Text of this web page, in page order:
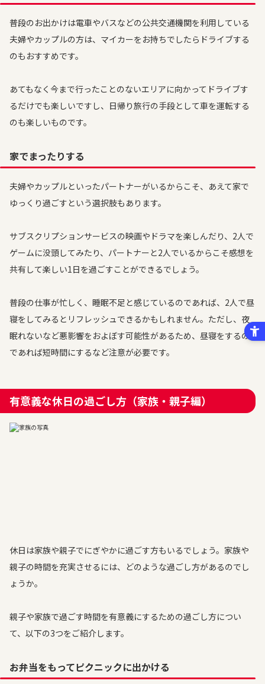
普段のお出かけは電車やバスなどの公共交通機関を利用している
夫婦やカップルの方は、マイカーをお持ちでしたらドライブする
のもおすすめです。
あてもなく今まで行ったことのないエリアに向かってドライブす
るだけでも楽しいですし、日帰り旅行の手段として車を運転する
のも楽しいものです。
家でまったりする
夫婦やカップルといったパートナーがいるからこそ、あえて家で
ゆっくり過ごすという選択肢もあります。
サブスクリプションサービスの映画やドラマを楽しんだり、2人で
ゲームに没頭してみたり、パートナーと2人でいるからこそ感想を
共有して楽しい1日を過ごすことができるでしょう。
普段の仕事が忙しく、睡眠不足と感じているのであれば、2人で昼
寝をしてみるとリフレッシュできるかもしれません。ただし、夜
眠れないなど悪影響をおよぼす可能性があるため、昼寝をするの
であれば短時間にするなど注意が必要です。
有意義な休日の過ごし方（家族・親子編）
休日は家族や親子でにぎやかに過ごす方もいるでしょう。家族や
親子の時間を充実させるには、どのような過ごし方があるのでし
ょうか。
親子や家族で過ごす時間を有意義にするための過ごし方につい
て、以下の3つをご紹介します。
お弁当をもってピクニックに出かける